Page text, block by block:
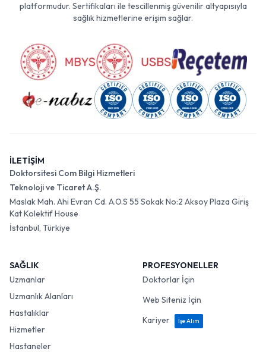
platformudur. Sertifikaları ile tescillenmiş güvenilir altyapısıyla
sağlık hizmetlerine erişim sağlar.
İLETİŞİM
Doktorsitesi Com Bilgi Hizmetleri
Teknoloji ve Ticaret A.Ş.
Maslak Mah. Ahi Evran Cd. A.O.S 55 Sokak No:2 Aksoy Plaza Giriş
Kat Kolektif House
İstanbul, Türkiye
SAĞLIK
Uzmanlar
Uzmanlık Alanları
Hastalıklar
Hizmetler
Hastaneler
PROFESYONELLER
Doktorlar İçin
Web Siteniz İçin
Kariyer
İşe Alım